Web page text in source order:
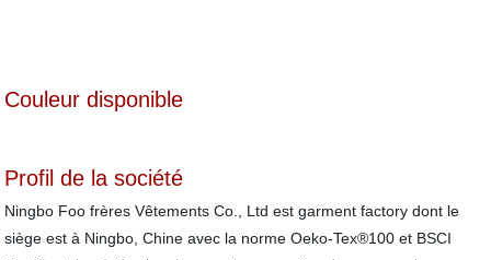
Couleur disponible
Profil de la société
Ningbo Foo frères Vêtements Co., Ltd est garment factory dont le
siège est à Ningbo, Chine avec la norme Oeko-Tex®100 et BSCI